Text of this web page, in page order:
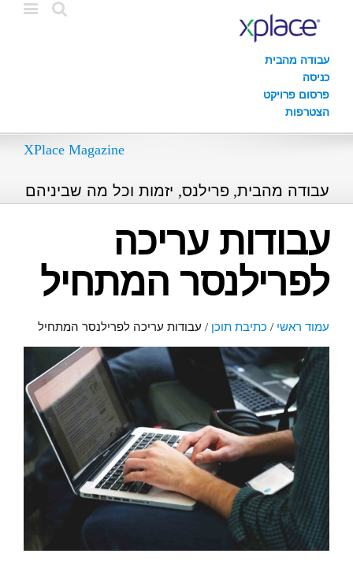
עבודה מהבית
כניסה
פרסום פרויקט
הצטרפות
XPlace Magazine
עבודה מהבית, פרילנס, יזמות וכל מה שביניהם
עבודות עריכה
לפרילנסר המתחיל
עמוד ראשי / כתיבת תוכן / עבודות עריכה לפרילנסר המתחיל